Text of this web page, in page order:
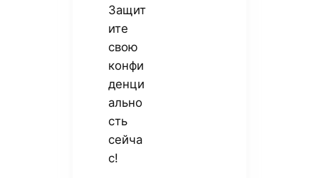
Защит
ите
свою
конфи
денци
ально
сть
сейча
с!